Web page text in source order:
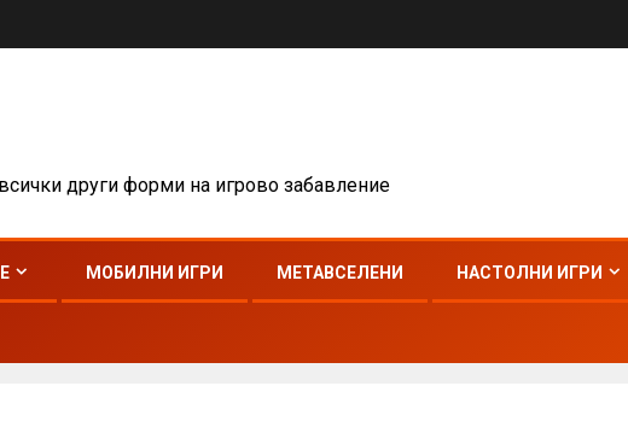
други форми на игрово забавление
МОБИЛНИ ИГРИ МЕТАВСЕЛЕНИ НАСТОЛНИ ИГРИ